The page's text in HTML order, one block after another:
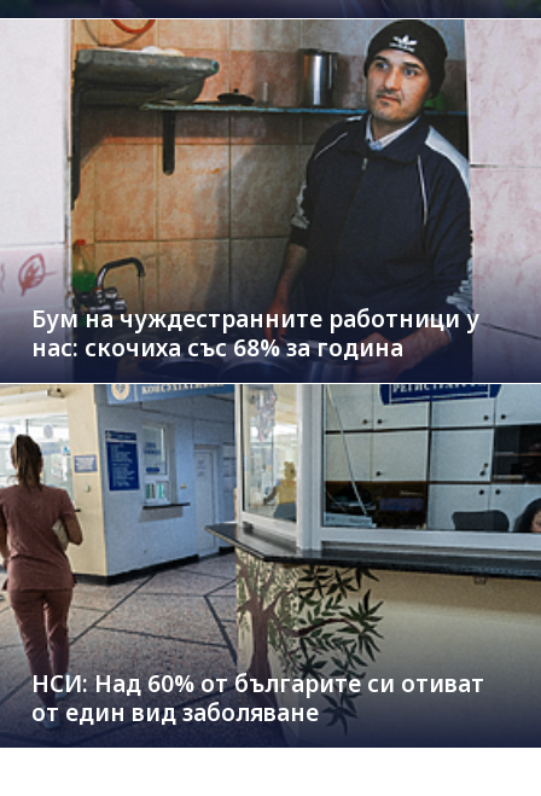
Бум на чуждестранните работници у
нас: скочиха със 68% за година
НСИ: Над 60% от българите си отиват
от един вид заболяване